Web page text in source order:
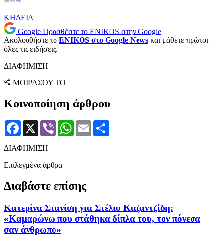
ΚΗΔΕΙΑ
Google Προσθέστε το ENIKOS στην Google
Ακολουθήστε το ENIKOS στο Google News και μάθετε πρώτοι
όλες τις ειδήσεις.
ΔΙΑΦΗΜΙΣΗ
ΜΟΙΡΑΣΟΥ ΤΟ
Κοινοποίηση άρθρου
Facebook
X Viber WhatsApp
Email
ΔΙΑΦΗΜΙΣΗ
Επιλεγμένα άρθρα
Διαβάστε επίσης
Κατερίνα Στανίση για Στέλιο Καζαντζίδη:
«Καμαρώνω που στάθηκα δίπλα του, τον πόνεσα
σαν άνθρωπο»